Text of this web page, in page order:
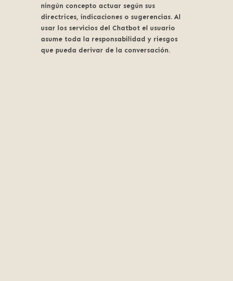
ningún concepto actuar según sus
directrices, indicaciones o sugerencias. Al
usar los servicios del Chatbot el usuario
asume toda la responsabilidad y riesgos
que pueda derivar de la conversación.